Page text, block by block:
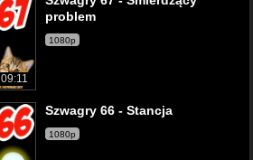
09:11
problem
1080p
Szwagry 66 - Stancja
1080p